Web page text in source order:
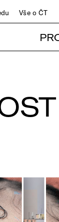
Vše o ČT